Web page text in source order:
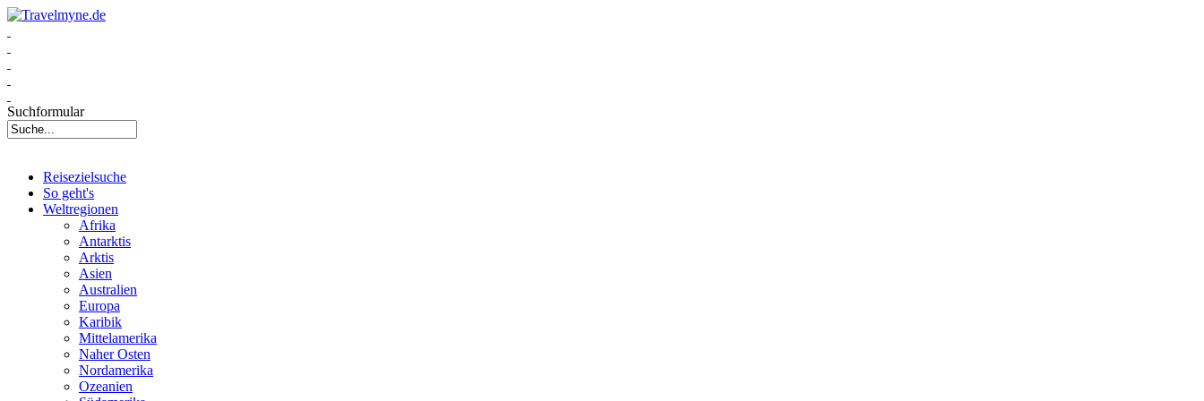
Suchformular
Reisezielsuche
So geht's
Weltregionen
Afrika
Antarktis
Arktis
Asien
Australien
Europa
Karibik
Mittelamerika
Naher Osten
Nordamerika
Ozeanien